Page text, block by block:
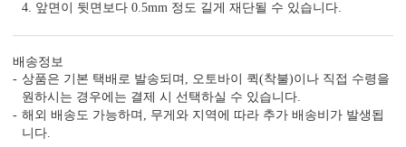
4. 앞면이 뒷면보다 0.5mm 정도 길게 재단될 수 있습니다.
배송정보
상품은 기본 택배로 발송되며, 오토바이 퀵(착불)이나 직접 수령을
원하시는 경우에는 결제 시 선택하실 수 있습니다.
해외 배송도 가능하며, 무게와 지역에 따라 추가 배송비가 발생됩
니다.